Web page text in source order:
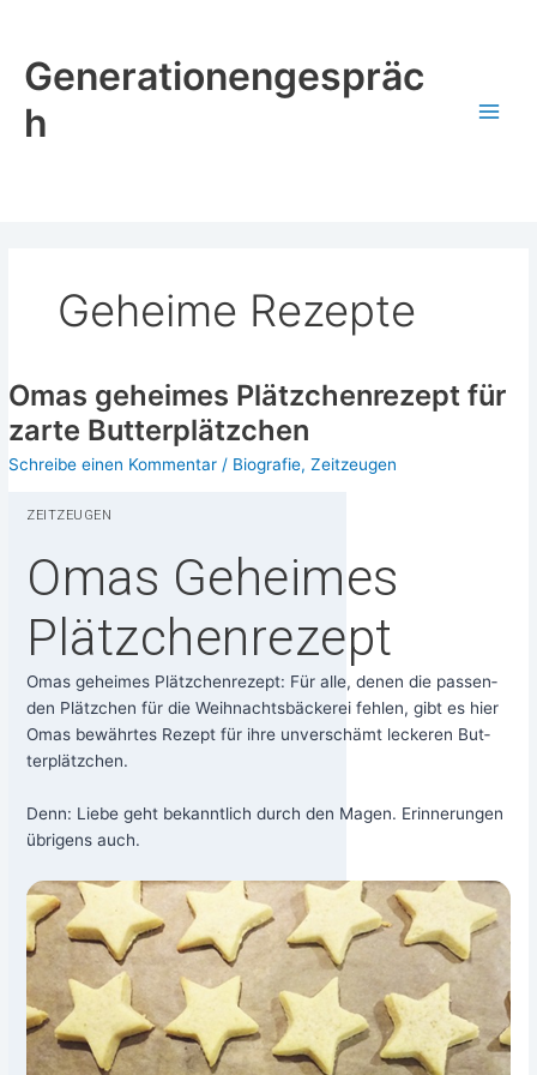
springen
Generationengespräc
h
Geheime Rezepte
Omas geheimes Plätzchenrezept für
zarte Butterplätzchen
Schreibe einen Kommentar / Biografie,Zeitzeugen
ZEIT­ZEU­GEN
Omas Geheimes
Plätzchenrezept
Omas gehei­mes Plätz­chen­re­zept: Für alle, denen die pas­sen­
den Plätz­chen für die Weih­nachts­bä­cke­rei feh­len, gibt es hier
Omas bewähr­tes Rezept für ihre unver­schämt lecke­ren But­
ter­plätz­chen.
Denn: Lie­be geht bekannt­lich durch den Magen. Erin­ne­run­gen
übri­gens auch.